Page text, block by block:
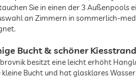
12 km
12 km
Sie in einen der 3 Außenpools
an Zimmern in sommerlich-
Bucht & schöner Kiesstrand
besitzt eine leicht erhöht
Bucht und hat glasklares